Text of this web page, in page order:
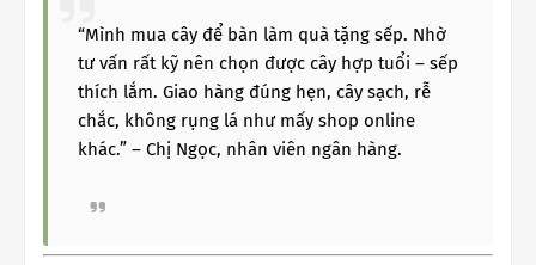
“Mình mua cây để bàn làm quà tặng sếp. Nhờ
tư vấn rất kỹ nên chọn được cây hợp tuổi – sếp
thích lắm. Giao hàng đúng hẹn, cây sạch, rễ
chắc, không rụng lá như mấy shop online
khác.” – Chị Ngọc, nhân viên ngân hàng.